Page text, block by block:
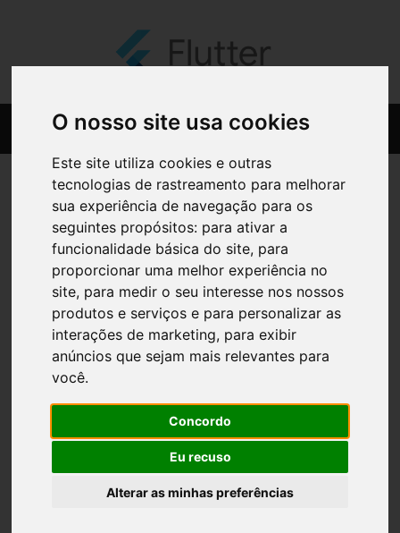
O nosso site usa cookies
Este site utiliza cookies e outras
tecnologias de rastreamento para melhorar
sua experiência de navegação para os
seguintes propósitos: para ativar a
funcionalidade básica do site, para
proporcionar uma melhor experiência no
site, para medir o seu interesse nos nossos
produtos e serviços e para personalizar as
interações de marketing, para exibir
anúncios que sejam mais relevantes para
você.
Concordo
Eu recuso
Alterar as minhas preferências